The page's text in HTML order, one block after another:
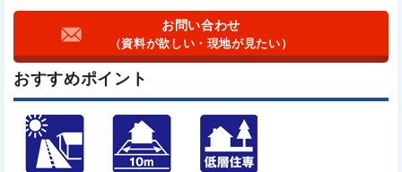
お問い合わせ
（資料が欲しい・現地が見たい）
おすすめポイント